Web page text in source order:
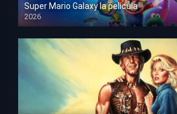
Super Mario Galaxy la película
2026
HD 1080p